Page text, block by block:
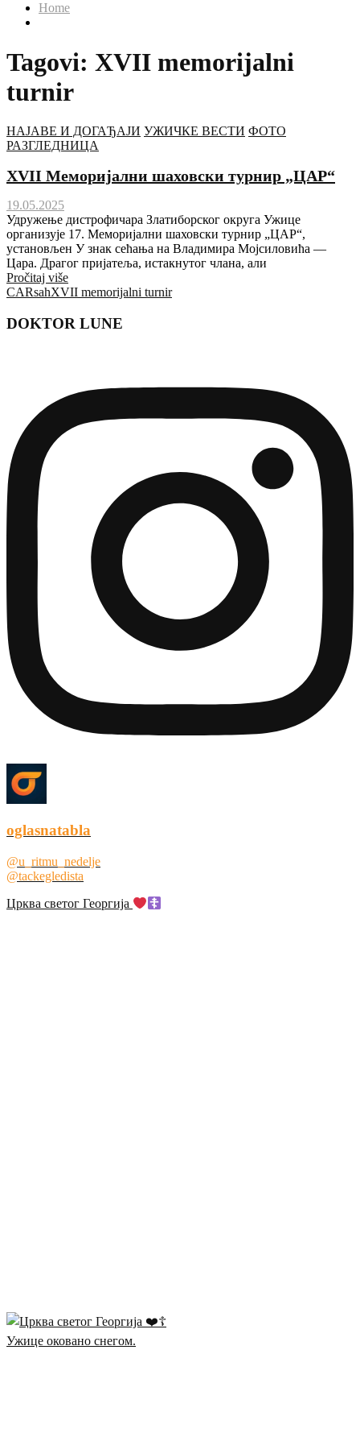
Home
Tagovi: XVII memorijalni
turnir
НАЈАВЕ И ДОГАЂАЈИ УЖИЧКЕ ВЕСТИ ФОТО
РАЗГЛЕДНИЦА
XVII Меморијални шаховски турнир „ЦАР“
19.05.2025
Удружење дистрофичара Златиборског округа Ужице
организује 17. Меморијални шаховски турнир „ЦАР“,
установљен У знак сећања на Владимира Мојсиловића —
Цара. Драгог пријатеља, истакнутог члана, али
Pročitaj više
CARsahXVII memorijalni turnir
DOKTOR LUNE
oglasnatabla
@u_ritmu_nedelje
@tackegledista
Црква светог Георгија
Ужице оковано снегом.